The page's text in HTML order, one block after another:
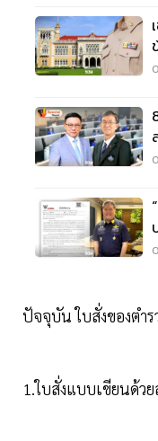
ปัจจุบัน ใบสั่งของตำ
1.ใบสั่งแบบเขียนด้ว